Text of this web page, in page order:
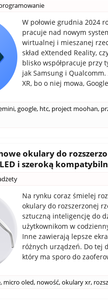
W połowie grudnia 2024
pracuje nad nowym
wirtualnej i mieszanej
skład eXtended Reality,
blisko współpracuje przy
jak Samsung i
XR, bo o niej mowa,
,google, htc, project moohan,
okulary do
i szeroką
Na rynku coraz śmielej
okulary do rozszerzonej
sztuczną inteligencję do
użytkownikom w
Inne zawierają lepsze
różnych urządzeń. Do tej
który ma sporo do
, micro oled, nowość,okulary xr,